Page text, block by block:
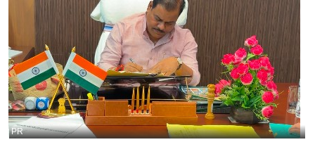
त
र्रा
ष्ट्री
य
बि
PR